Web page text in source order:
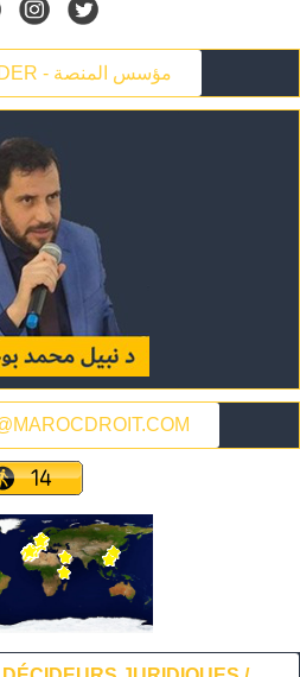
THE FOUNDER - مؤسس المنصة